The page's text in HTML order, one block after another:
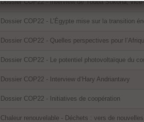
Dossier COP22 - Interview de Youba Sokona,
Dossier COP22 - L’Égypte mise sur la transition
Dossier COP22 - Quelles perspectives pour
Dossier COP22 - Le potentiel photovoltaïque du
Dossier COP22 - Interview d’Hary Andriantavy
Dossier COP22 - Initiatives de coopération
Chaleur renouvelable - Déchets : vers de